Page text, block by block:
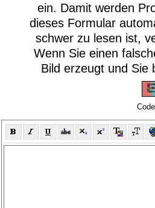
ein. Damit werden
dieses Formular
schwer zu lesen ist,
Wenn Sie einen
Bild erzeugt und Sie